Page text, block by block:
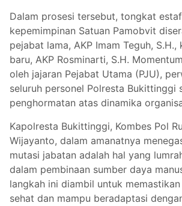
Dalam prosesi tersebut, tongkat
kepemimpinan Satuan Pamobvit
pejabat lama, AKP Imam Teguh,
baru, AKP Rosminarti, S.H.
oleh jajaran Pejabat Utama (PJU),
seluruh personel Polresta Bukittinggi
penghormatan atas dinamika
Kapolresta Bukittinggi, Kombes Pol
Wijayanto, dalam amanatnya
mutasi jabatan adalah hal yang
dalam pembinaan sumber daya
langkah ini diambil untuk
sehat dan mampu beradaptasi